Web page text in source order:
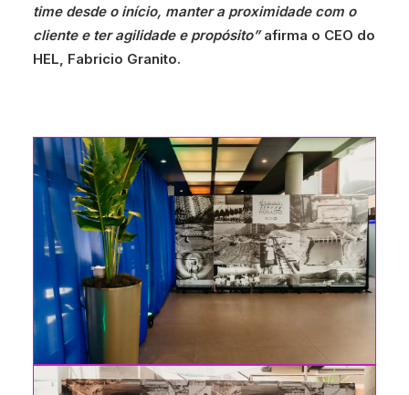
time desde o início, manter a proximidade com o
cliente e ter agilidade e propósito”afirma o CEO do
HEL, Fabricio Granito.